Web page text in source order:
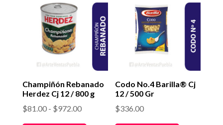
$540.00
Champiñón Rebanado
Herdez Cj 12 / 800 g
$81.00 - $972.00Rango
Codo No.4 Barilla® Cj
12 / 500 Gr
$336.00